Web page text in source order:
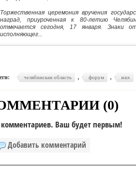
Торжественная церемония вручения
наград, приуроченная к 80-летию
отмечается сегодня, 17 января. Знаки
исполняющег...
челябинская область , форум , жкх
(0)
комментариев. Ваш будет первым!
Добавить комментарий